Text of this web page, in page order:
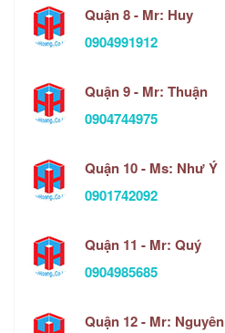
Quận 8 - Mr: Huy
0904991912
Quận 9 - Mr: Thuận
0904744975
Quận 10 - Ms: Như Ý
0901742092
Quận 11 - Mr: Quý
0904985685
Quận 12 - Mr: Nguyên